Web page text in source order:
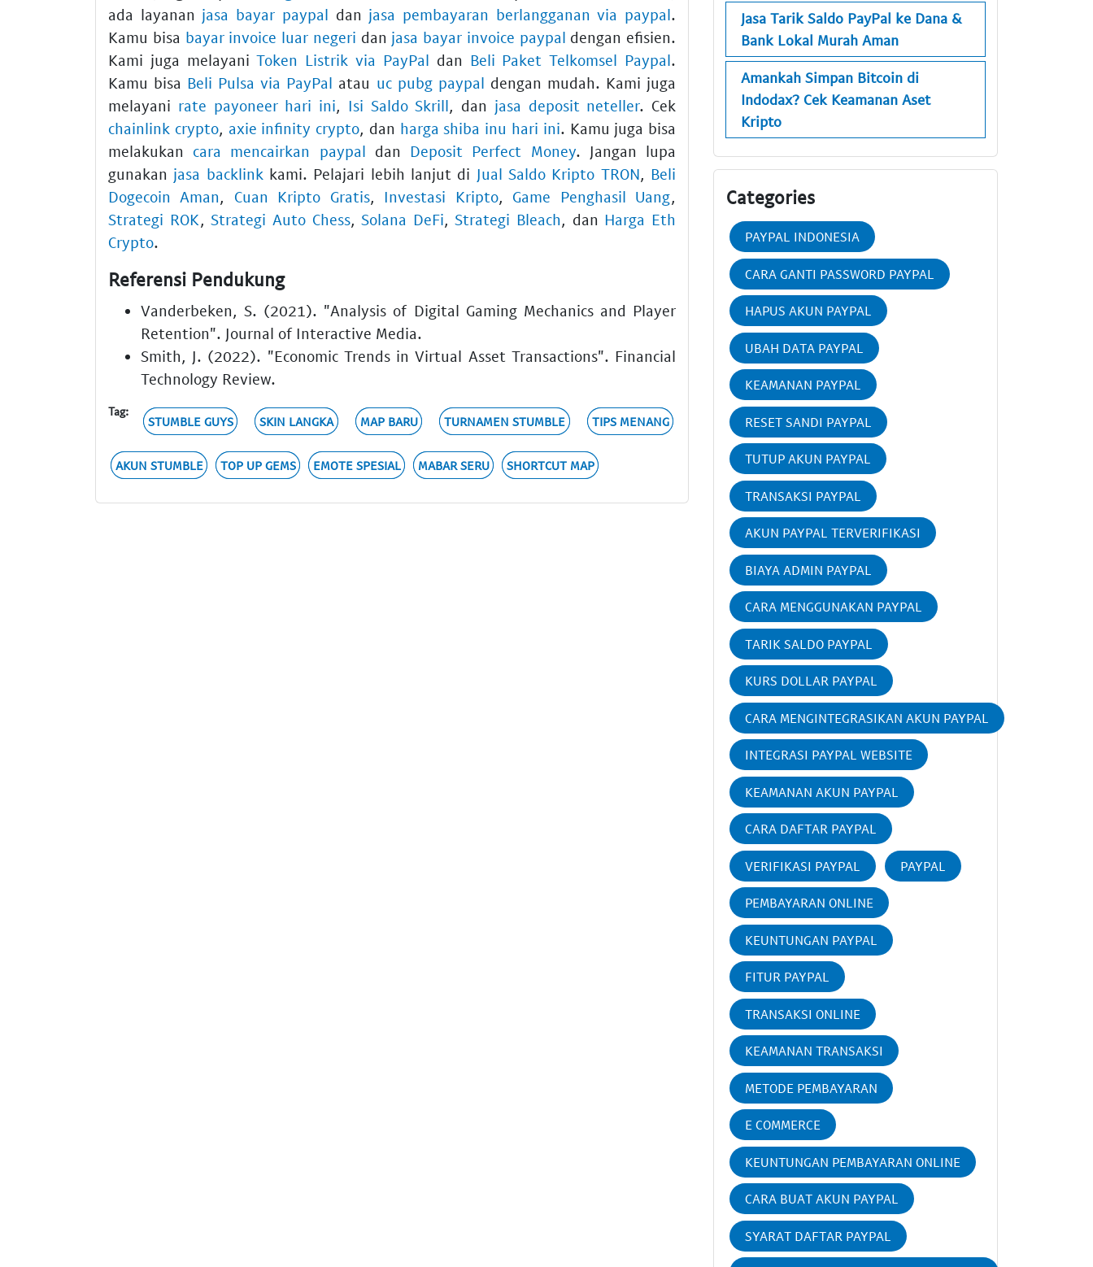
ada layanan jasa bayar paypal dan jasa pembayaran berlangganan via paypal.
Kamu bisa bayar invoice luar negeri dan jasa bayar invoice paypal dengan efisien.
Kami juga melayaniToken Listrik via PayPal dan Beli Paket Telkomsel Paypal.
Kamu bisa Beli Pulsa via PayPal atau uc pubg paypal dengan mudah. Kami juga
melayani rate payoneer hari ini, Isi Saldo Skrill, dan jasa deposit neteller. Cek
chainlink crypto, axie infinity crypto, dan harga shiba inu hari ini. Kamu juga bisa
melakukan cara mencairkan paypal dan Deposit Perfect Money. Jangan lupa
gunakan jasa backlinkkami. Pelajari lebih lanjut di Jual Saldo Kripto TRON, Beli
Dogecoin Aman, Cuan Kripto Gratis, Investasi Kripto, Game Penghasil Uang,
Strategi ROK,Strategi Auto Chess,Solana DeFi,Strategi Bleach, dan Harga Eth
Crypto.
Referensi Pendukung
Vanderbeken, S. (2021). "Analysis of Digital Gaming Mechanics and Player
Retention". Journal of Interactive Media.
Smith, J. (2022). "Economic Trends in Virtual Asset Transactions". Financial
Technology Review.
Tag:
STUMBLE GUYS SKIN LANGKA MAP BARU TURNAMEN STUMBLE TIPS MENANG
AKUN STUMBLE TOP UP GEMS EMOTE SPESIAL MABAR SERU SHORTCUT MAP
Jasa Tarik Saldo PayPal ke Dana &
Bank Lokal Murah Aman
Amankah Simpan Bitcoin di
Indodax? Cek Keamanan Aset
Kripto
Categories
PAYPAL INDONESIA
CARA GANTI PASSWORD PAYPAL
HAPUS AKUN PAYPAL
UBAH DATA PAYPAL
KEAMANAN PAYPAL
RESET SANDI PAYPAL
TUTUP AKUN PAYPAL
TRANSAKSI PAYPAL
AKUN PAYPAL TERVERIFIKASI
BIAYA ADMIN PAYPAL
CARA MENGGUNAKAN PAYPAL
TARIK SALDO PAYPAL
KURS DOLLAR PAYPAL
CARA MENGINTEGRASIKAN AKUN PAYPAL
INTEGRASI PAYPAL WEBSITE
KEAMANAN AKUN PAYPAL
CARA DAFTAR PAYPAL
VERIFIKASI PAYPAL PAYPAL
PEMBAYARAN ONLINE
KEUNTUNGAN PAYPAL
FITUR PAYPAL
TRANSAKSI ONLINE
KEAMANAN TRANSAKSI
METODE PEMBAYARAN
E COMMERCE
KEUNTUNGAN PEMBAYARAN ONLINE
CARA BUAT AKUN PAYPAL
SYARAT DAFTAR PAYPAL